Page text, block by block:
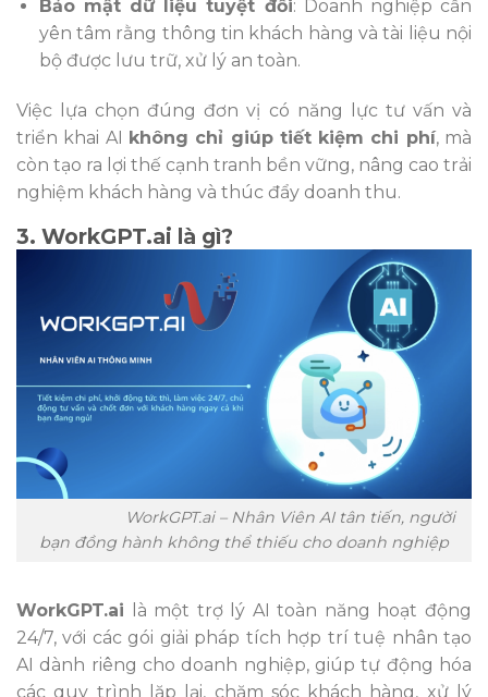
Bảo mật dữ liệu tuyệt đối: Doanh nghiệp cần
yên tâm rằng thông tin khách hàng và tài liệu nội
bộ được lưu trữ, xử lý an toàn.
Việc lựa chọn đúng đơn vị có năng lực tư vấn và
triển khai AI
không chỉ giúp tiết kiệm chi phí, mà
còn tạo ra lợi thế cạnh tranh bền vững, nâng cao trải
nghiệm khách hàng và thúc đẩy doanh thu.
3. WorkGPT.ai là gì?
WorkGPT.ai – Nhân Viên AI tân tiến, người
bạn đồng hành không thể thiếu cho doanh nghiệp
WorkGPT.ai là một trợ lý AI toàn năng hoạt động
24/7, với các gói giải pháp tích hợp trí tuệ nhân tạo
AI dành riêng cho doanh nghiệp, giúp tự động hóa
các quy trình lặp lại, chăm sóc khách hàng, xử lý